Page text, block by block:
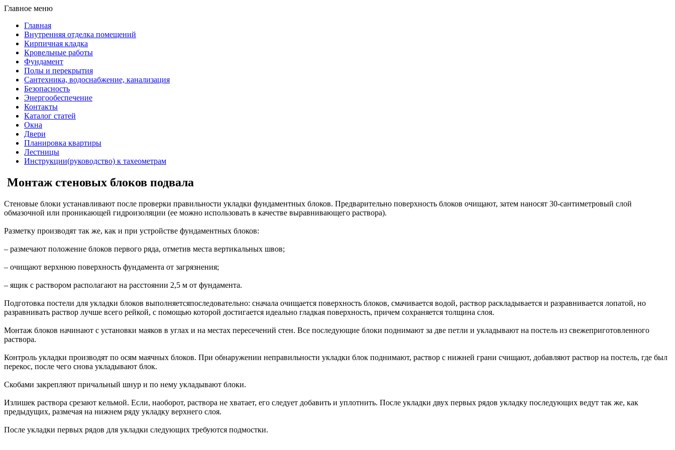
Главное меню
Главная
Внутренняя отделка помещений
Кирпичная кладка
Кровельные работы
Фундамент
Полы и перекрытия
Сантехника, водоснабжение, канализация
Безопасность
Энергообеспечение
Контакты
Каталог статей
Окна
Двери
Планировка квартиры
Лестницы
Инструкции(руководство) к тахеометрам
Монтаж стеновых блоков подвала
Стеновые блоки устанавливают после проверки правильности укладки фундаментных блоков. Предварительно поверхность блоков очищают, затем наносят 30-сантиметровый слой
обмазочной или проникающей гидроизоляции (ее можно использовать в качестве выравнивающего раствора).
Разметку производят так же, как и при устройстве фундаментных блоков:
– размечают положение блоков первого ряда, отметив места вертикальных швов;
– очищают верхнюю поверхность фундамента от загрязнения;
– ящик с раствором располагают на расстоянии 2,5 м от фундамента.
Подготовка постели для укладки блоков выполняетсяпоследовательно: сначала очищается поверхность блоков, смачивается водой, раствор раскладывается и разравнивается лопатой, но
разравнивать раствор лучше всего рейкой, с помощью которой достигается идеально гладкая поверхность, причем сохраняется толщина слоя.
Монтаж блоков начинают с установки маяков в углах и на местах пересечений стен. Все последующие блоки поднимают за две петли и укладывают на постель из свежеприготовленного
раствора.
Контроль укладки производят по осям маячных блоков. При обнаружении неправильности укладки блок поднимают, раствор с нижней грани счищают, добавляют раствор на постель, где был
перекос, после чего снова укладывают блок.
Скобами закрепляют причальный шнур и по нему укладывают блоки.
Излишек раствора срезают кельмой. Если, наоборот, раствора не хватает, его следует добавить и уплотнить. После укладки двух первых рядов укладку последующих ведут так же, как
предыдущих, размечая на нижнем ряду укладку верхнего слоя.
После укладки первых рядов для укладки следующих требуются подмостки.